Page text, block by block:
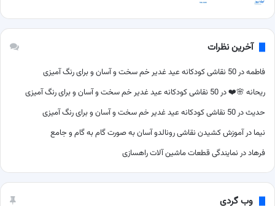
آخرین نظرات
فاطمهدر 50 نقاشی کودکانه عید غدیر خم سخت و آسان و برای رنگ آمیزی
ریحانه 🌸❤️در 50 نقاشی کودکانه عید غدیر خم سخت و آسان و برای رنگ آمیزی
حدیثدر 50 نقاشی کودکانه عید غدیر خم سخت و آسان و برای رنگ آمیزی
نیما درآموزش کشیدن نقاشی رونالدو آسان به صورت گام به گام و جامع
فرهاددر نمایندگی قطعات ماشین آلات راهسازی
وب گردی